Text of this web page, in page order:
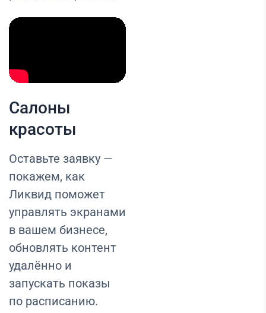
Салоны
красоты
Оставьте заявку —
покажем, как
Ликвид поможет
управлять экранами
в вашем бизнесе,
обновлять контент
удалённо и
запускать показы
по расписанию.